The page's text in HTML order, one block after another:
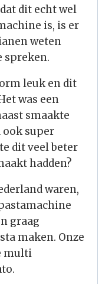
dit echt wel
is, is er
weten
spreken.
leuk en dit
was een
smaakte
ook super
dit veel beter
hadden?
waren,
graag
maken. Onze
multi